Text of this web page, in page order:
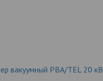
вакуумный РВА/TEL 20 кВ